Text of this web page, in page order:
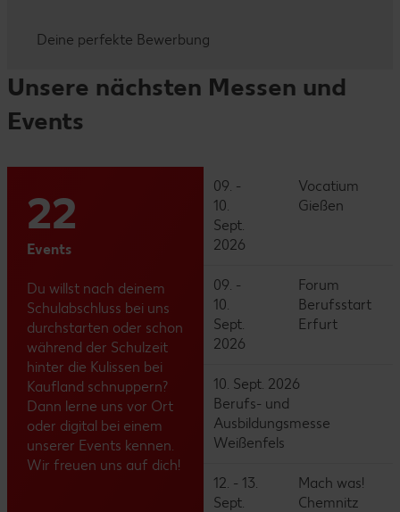
Deine perfekte Bewerbung
Unsere nächsten Messen und
Events
22
Events
Du willst nach deinem
Schulabschluss bei uns
durchstarten oder schon
während der Schulzeit
hinter die Kulissen bei
Kaufland schnuppern?
Dann lerne uns vor Ort
oder digital bei einem
unserer Events kennen.
Wir freuen uns auf dich!
09. -
10.
Sept.
2026
Vocatium
Gießen
09. -
10.
Sept.
2026
Forum
Berufsstart
Erfurt
10. Sept. 2026
Berufs- und
Ausbildungsmesse
Weißenfels
12. - 13.
Sept.
Mach was!
Chemnitz